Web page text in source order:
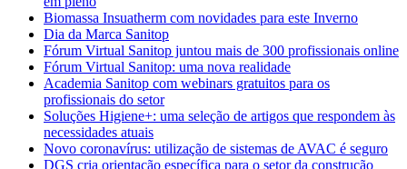
Biomassa Insuatherm com novidades para este Inverno
Dia da Marca Sanitop
Fórum Virtual Sanitop juntou mais de 300 profissionais online
Fórum Virtual Sanitop: uma nova realidade
Academia Sanitop com webinars gratuitos para os
profissionais do setor
Soluções Higiene+: uma seleção de artigos que respondem às
necessidades atuais
Novo coronavírus: utilização de sistemas de AVAC é seguro
DGS cria orientação específica para o setor da construção